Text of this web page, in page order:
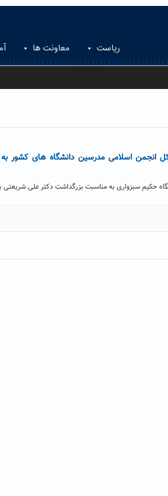
ریاست معاونت ها
انجمن اسلامی مدرسین دانشگاه های کشور
حکیم سبزواری به مناسبت بزرگداشت دکتر علی